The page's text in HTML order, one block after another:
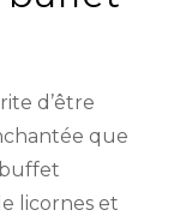
d’être
que
licornes et